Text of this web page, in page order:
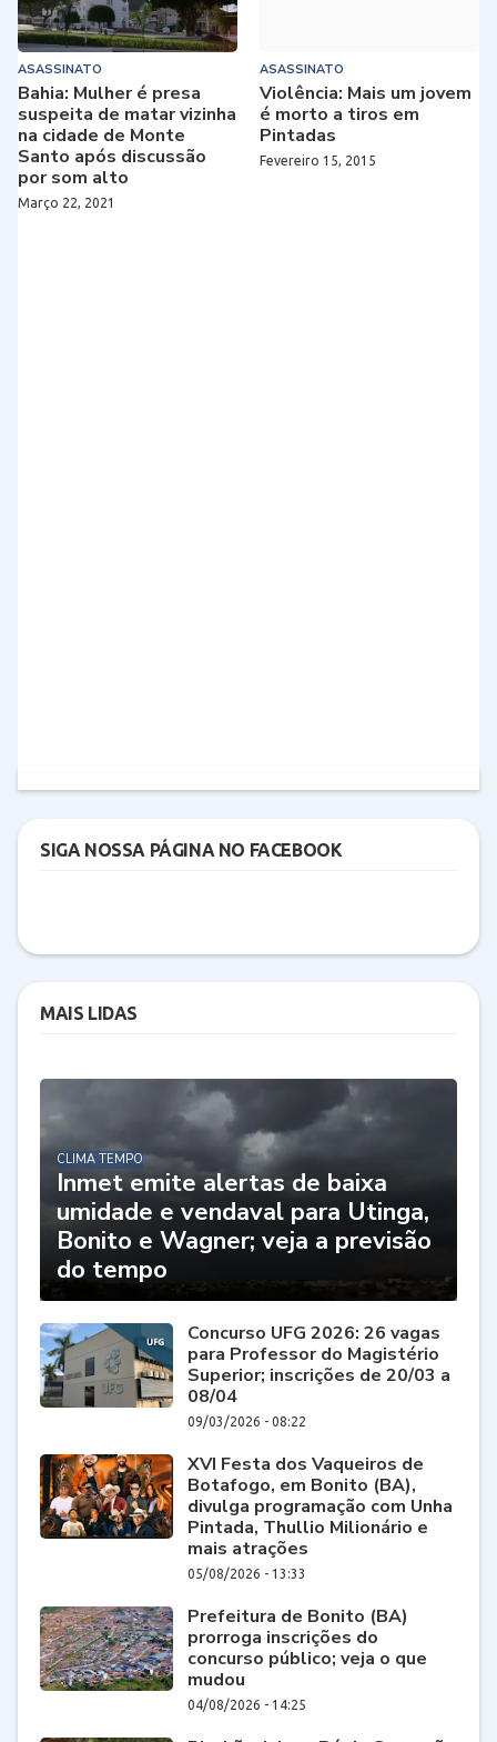
ASASSINATO
Bahia: Mulher é presa
suspeita de matar vizinha
na cidade de Monte
Santo após discussão
por som alto
Março 22, 2021
ASASSINATO
Violência: Mais um jovem
é morto a tiros em
Pintadas
Fevereiro 15, 2015
SIGA NOSSA PÁGINA NO FACEBOOK
MAIS LIDAS
CLIMA TEMPO
Inmet emite alertas de baixa
umidade e vendaval para Utinga,
Bonito e Wagner; veja a previsão
do tempo
Concurso UFG 2026: 26 vagas
para Professor do Magistério
Superior; inscrições de 20/03 a
08/04
09/03/2026 - 08:22
XVI Festa dos Vaqueiros de
Botafogo, em Bonito (BA),
divulga programação com Unha
Pintada, Thullio Milionário e
mais atrações
05/08/2026 - 13:33
Prefeitura de Bonito (BA)
prorroga inscrições do
concurso público; veja o que
mudou
04/08/2026 - 14:25